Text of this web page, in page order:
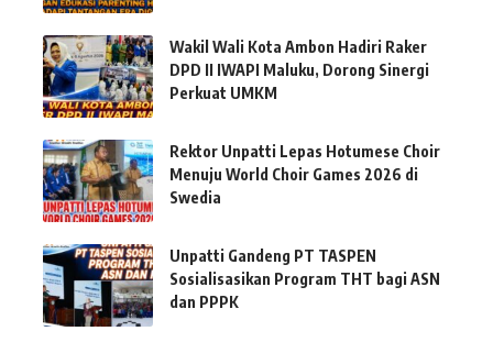
Wakil Wali Kota Ambon Hadiri Raker
DPD II IWAPI Maluku, Dorong Sinergi
Perkuat UMKM
Rektor Unpatti Lepas Hotumese Choir
Menuju World Choir Games 2026 di
Swedia
Unpatti Gandeng PT TASPEN
Sosialisasikan Program THT bagi ASN
dan PPPK